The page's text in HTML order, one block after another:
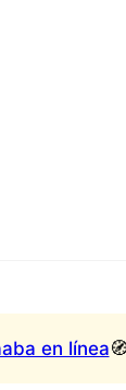
en línea